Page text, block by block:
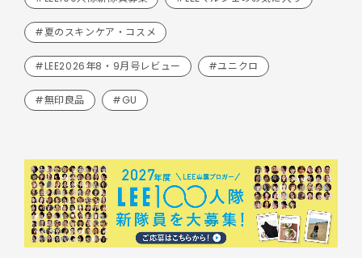
#夏のスキンケア・コスメ
#LEE2026年8・9月号レビュー #ユニクロ
#無印良品 #GU